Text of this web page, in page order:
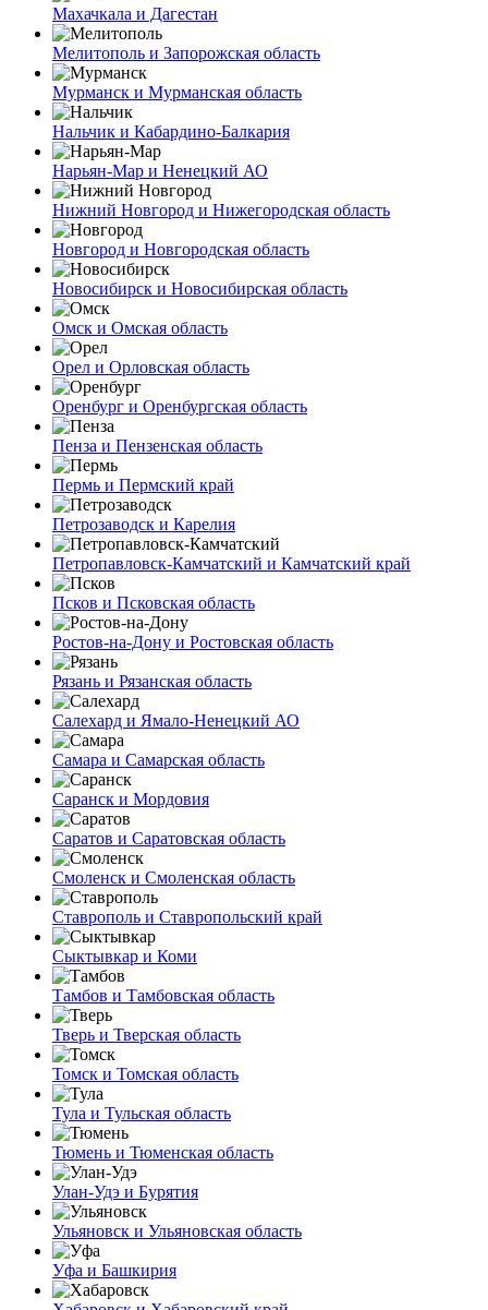
Махачкала и Дагестан
Мелитополь и Запорожская область
Мурманск и Мурманская область
Нальчик и Кабардино-Балкария
Нарьян-Мар и Ненецкий АО
Нижний Новгород и Нижегородская область
Новгород и Новгородская область
Новосибирск и Новосибирская область
Омск и Омская область
Орел и Орловская область
Оренбург и Оренбургская область
Пенза и Пензенская область
Пермь и Пермский край
Петрозаводск и Карелия
Петропавловск-Камчатский и Камчатский край
Псков и Псковская область
Ростов-на-Дону и Ростовская область
Рязань и Рязанская область
Салехард и Ямало-Ненецкий АО
Самара и Самарская область
Саранск и Мордовия
Саратов и Саратовская область
Смоленск и Смоленская область
Ставрополь и Ставропольский край
Сыктывкар и Коми
Тамбов и Тамбовская область
Тверь и Тверская область
Томск и Томская область
Тула и Тульская область
Тюмень и Тюменская область
Улан-Удэ и Бурятия
Ульяновск и Ульяновская область
Уфа и Башкирия